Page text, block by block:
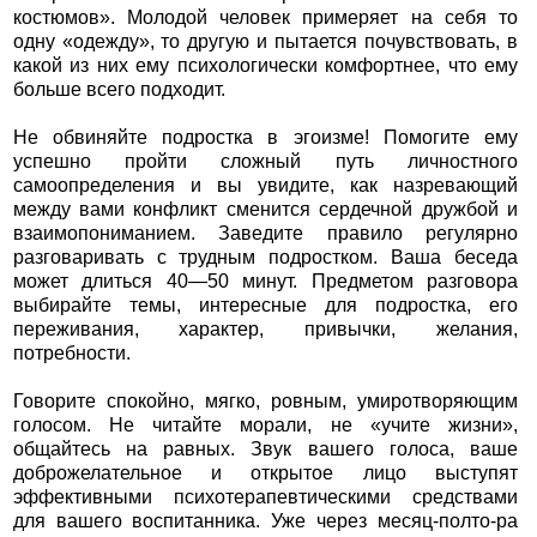
костюмов». Молодой человек примеряет на себя то
одну «одежду», то другую и пытается почувствовать, в
какой из них ему психологически комфортнее, что ему
больше всего подходит.
Не обвиняйте подростка в эгоизме! Помогите ему
успешно пройти сложный путь личностного
самоопределения и вы увидите, как назревающий
между вами конфликт сменится сердечной дружбой и
взаимопониманием. Заведите правило регулярно
разговаривать с трудным подростком. Ваша беседа
может длиться 40—50 минут. Предметом разговора
выбирайте темы, интересные для подростка, его
переживания, характер, привычки, желания,
потребности.
Говорите спокойно, мягко, ровным, умиротворяющим
голосом. Не читайте морали, не «учите жизни»,
общайтесь на равных. Звук вашего голоса, ваше
доброжелательное и открытое лицо выступят
эффективными психотерапевтическими средствами
для вашего воспитанника. Уже через месяц-полто-ра